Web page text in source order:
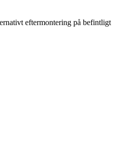
eftermontering på befintligt